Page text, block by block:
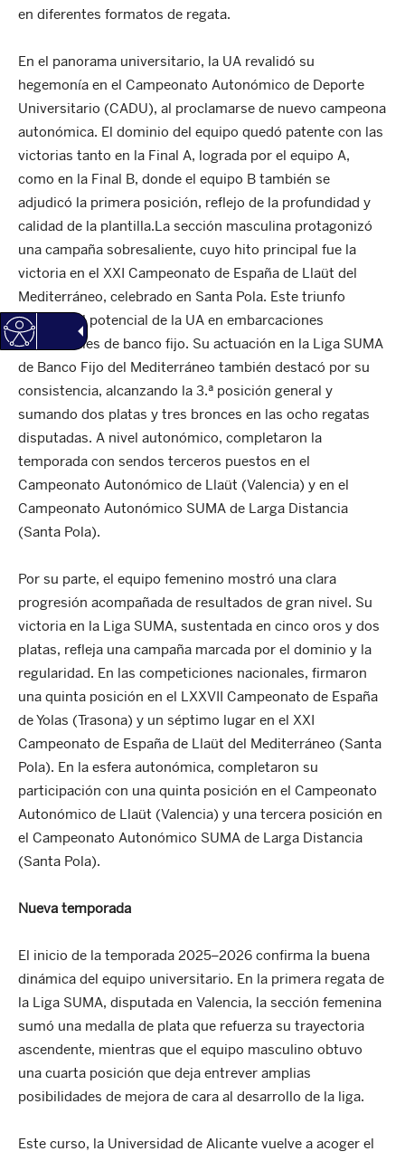
en diferentes formatos de regata.
En el panorama universitario, la UA revalidó su
hegemonía en el Campeonato Autonómico de Deporte
Universitario (CADU), al proclamarse de nuevo campeona
autonómica. El dominio del equipo quedó patente con las
victorias tanto en la Final A, lograda por el equipo A,
como en la Final B, donde el equipo B también se
adjudicó la primera posición, reflejo de la profundidad y
calidad de la plantilla.La sección masculina protagonizó
una campaña sobresaliente, cuyo hito principal fue la
victoria en el XXI Campeonato de España de Llaüt del
Mediterráneo, celebrado en Santa Pola. Este triunfo
reafirma el potencial de la UA en embarcaciones
tradicionales de banco fijo. Su actuación en la Liga SUMA
de Banco Fijo del Mediterráneo también destacó por su
consistencia, alcanzando la 3.ª posición general y
sumando dos platas y tres bronces en las ocho regatas
disputadas. A nivel autonómico, completaron la
temporada con sendos terceros puestos en el
Campeonato Autonómico de Llaüt (Valencia) y en el
Campeonato Autonómico SUMA de Larga Distancia
(Santa Pola).
Por su parte, el equipo femenino mostró una clara
progresión acompañada de resultados de gran nivel. Su
victoria en la Liga SUMA, sustentada en cinco oros y dos
platas, refleja una campaña marcada por el dominio y la
regularidad. En las competiciones nacionales, firmaron
una quinta posición en el LXXVII Campeonato de España
de Yolas (Trasona) y un séptimo lugar en el XXI
Campeonato de España de Llaüt del Mediterráneo (Santa
Pola). En la esfera autonómica, completaron su
participación con una quinta posición en el Campeonato
Autonómico de Llaüt (Valencia) y una tercera posición en
el Campeonato Autonómico SUMA de Larga Distancia
(Santa Pola).
Nueva temporada
El inicio de la temporada 2025–2026 confirma la buena
dinámica del equipo universitario. En la primera regata de
la Liga SUMA, disputada en Valencia, la sección femenina
sumó una medalla de plata que refuerza su trayectoria
ascendente, mientras que el equipo masculino obtuvo
una cuarta posición que deja entrever amplias
posibilidades de mejora de cara al desarrollo de la liga.
Este curso, la Universidad de Alicante vuelve a acoger el